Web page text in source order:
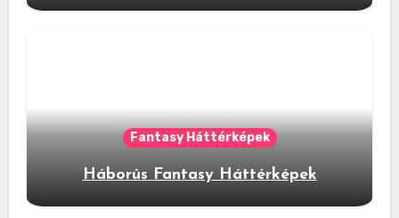
Fantasy Háttérképek
Háborús Fantasy Háttérképek